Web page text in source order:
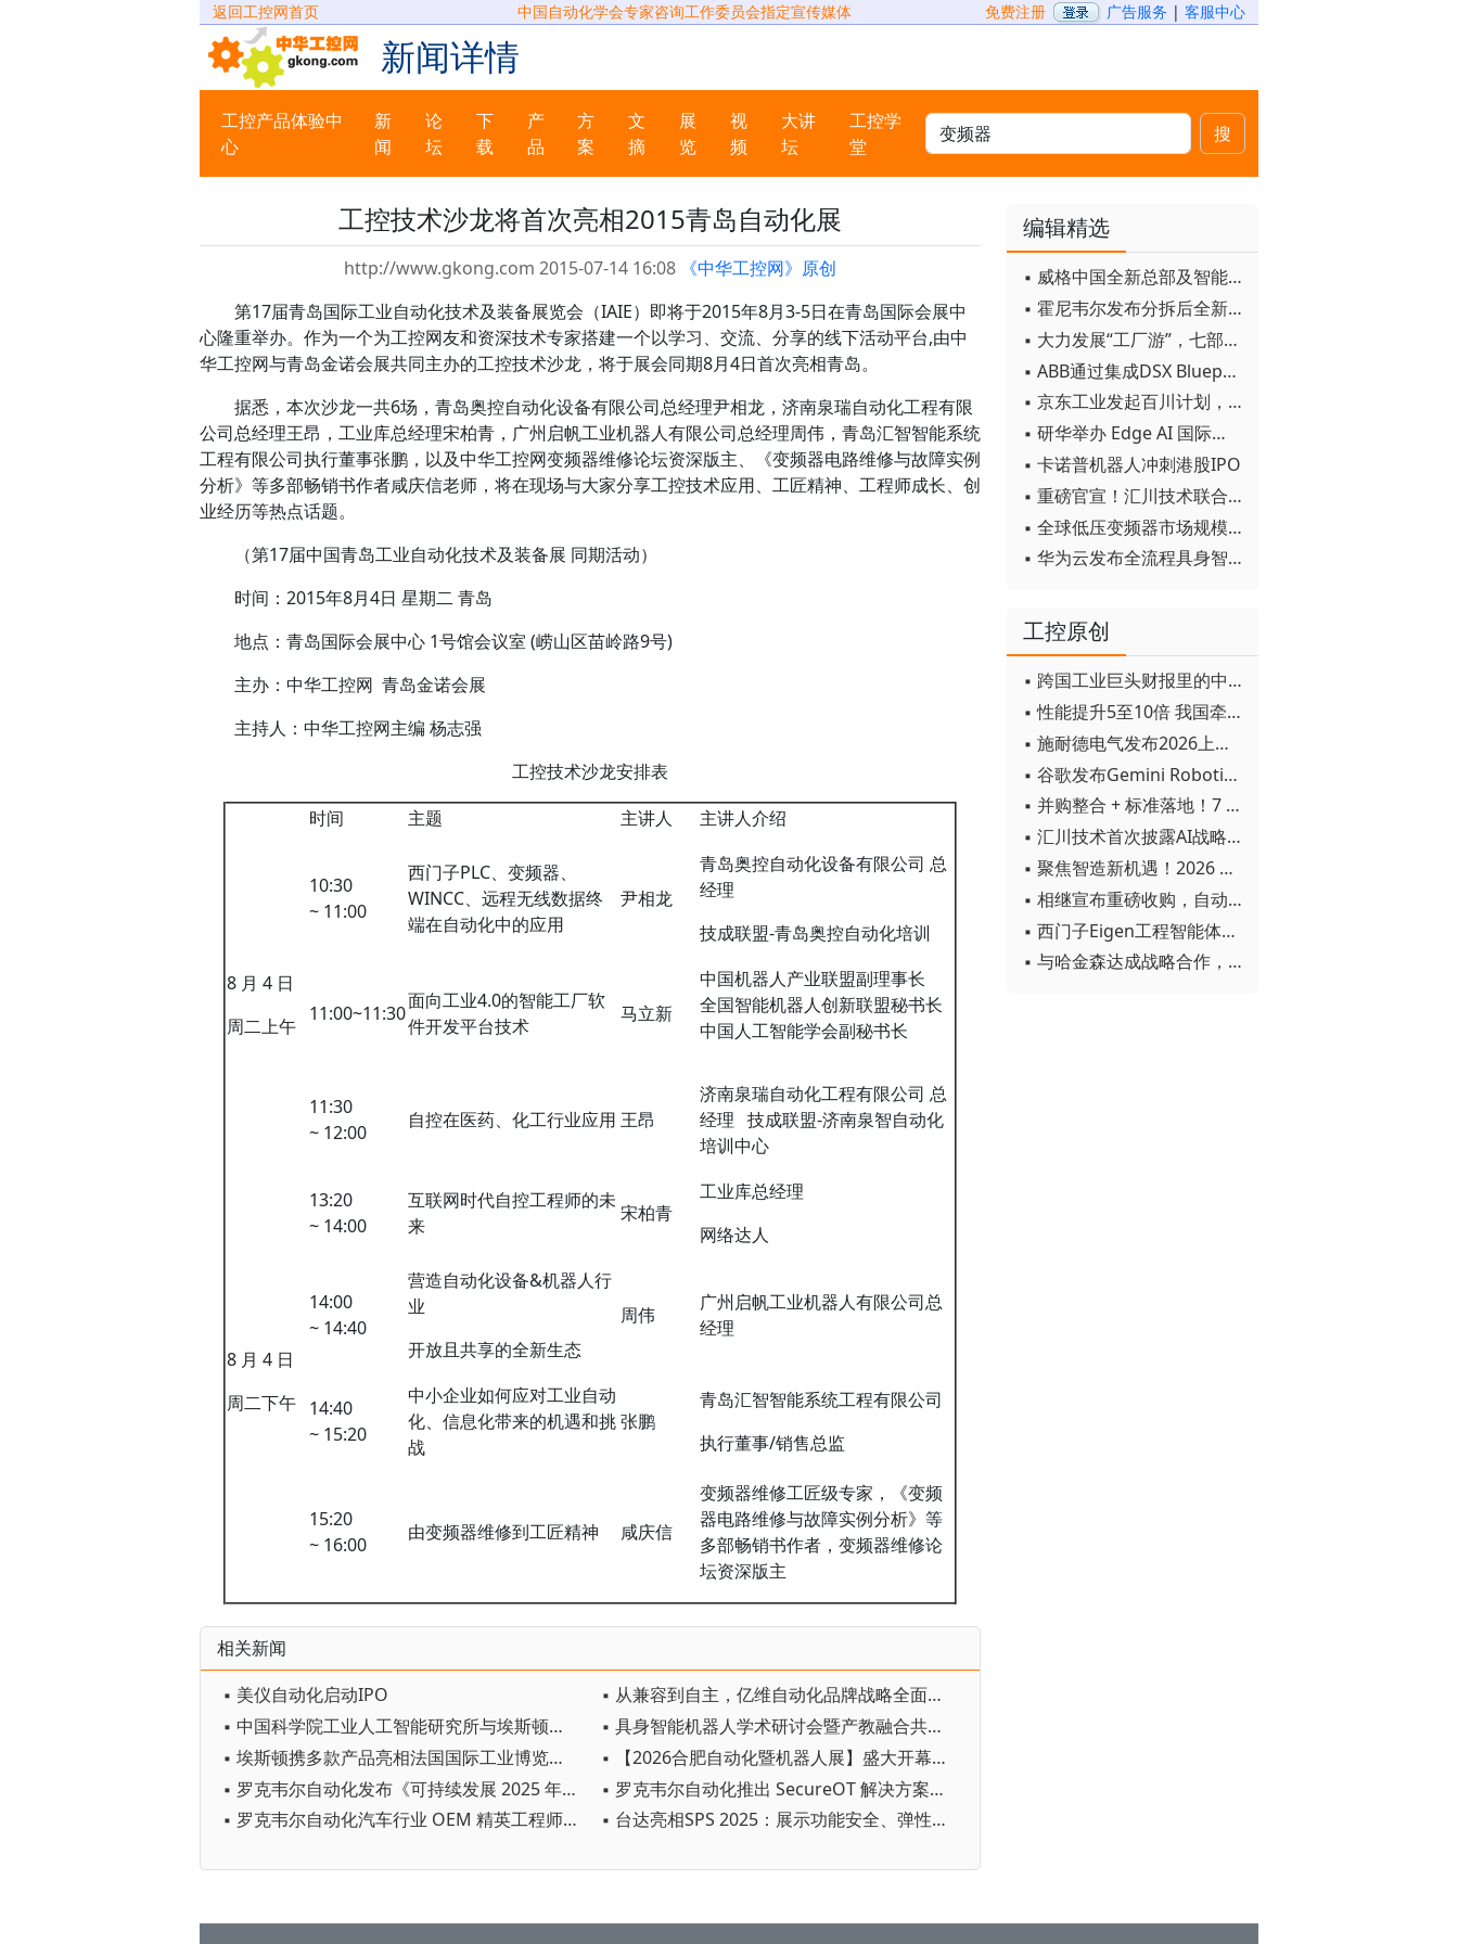
返回工控网首页 中国自动化学会专家咨询工作委员会指定宣传媒体 免费注册 广告服务 | 客服中心
新闻详情
工控产品体验中
心
新
闻
论
坛
下
载
产
品
方
案
文
摘
展
览
视
频
大讲
坛
工控学
堂
搜
工控技术沙龙将首次亮相2015青岛自动化展
http://www.gkong.com 2015-07-14 16:08 《中华工控网》原创
第17届青岛国际工业自动化技术及装备展览会（IAIE）即将于2015年8月3-5日在青岛国际会展中
心隆重举办。作为一个为工控网友和资深技术专家搭建一个以学习、交流、分享的线下活动平台,由中
华工控网与青岛金诺会展共同主办的工控技术沙龙，将于展会同期8月4日首次亮相青岛。
据悉，本次沙龙一共6场，青岛奥控自动化设备有限公司总经理尹相龙，济南泉瑞自动化工程有限
公司总经理王昂，工业库总经理宋柏青，广州启帆工业机器人有限公司总经理周伟，青岛汇智智能系统
工程有限公司执行董事张鹏，以及中华工控网变频器维修论坛资深版主、《变频器电路维修与故障实例
分析》等多部畅销书作者咸庆信老师，将在现场与大家分享工控技术应用、工匠精神、工程师成长、创
业经历等热点话题。
（第17届中国青岛工业自动化技术及装备展 同期活动）
时间：2015年8月4日 星期二 青岛
地点：青岛国际会展中心 1号馆会议室 (崂山区苗岭路9号)
主办：中华工控网 青岛金诺会展
主持人：中华工控网主编 杨志强
工控技术沙龙安排表
时间
主题 主讲人 主讲人介绍
8 月 4 日
周二上午
10:30
~ 11:00
西门子PLC、变频器、
WINCC、远程无线数据终
端在自动化中的应用
尹相龙
青岛奥控自动化设备有限公司 总
经理
技成联盟-青岛奥控自动化培训
11:00~11:30
面向工业4.0的智能工厂软
件开发平台技术
马立新
中国机器人产业联盟副理事长
全国智能机器人创新联盟秘书长
中国人工智能学会副秘书长
11:30
~ 12:00
自控在医药、化工行业应用 王昂
济南泉瑞自动化工程有限公司 总
经理 技成联盟-济南泉智自动化
培训中心
8 月 4 日
周二下午
13:20
~ 14:00
互联网时代自控工程师的未
来
宋柏青
工业库总经理
网络达人
14:00
~ 14:40
营造自动化设备&机器人行
业
开放且共享的全新生态
周伟
广州启帆工业机器人有限公司总
经理
14:40
~ 15:20
中小企业如何应对工业自动
化、信息化带来的机遇和挑
战
张鹏
青岛汇智智能系统工程有限公司
执行董事/销售总监
15:20
~ 16:00
由变频器维修到工匠精神 咸庆信
变频器维修工匠级专家，《变频
器电路维修与故障实例分析》等
多部畅销书作者，变频器维修论
坛资深版主
相关新闻
▪ 美仪自动化启动IPO
▪ 从兼容到自主，亿维自动化品牌战略全面升级
▪ 中国科学院工业人工智能研究所与埃斯顿自动化签署具身智能机器人联合技术攻关协议
▪ 具身智能机器人学术研讨会暨产教融合共同体成立仪式圆满举行
▪ 埃斯顿携多款产品亮相法国国际工业博览会！
▪ 【2026合肥自动化暨机器人展】盛大开幕！首日人气爆棚，顶尖科技碰撞，智造风暴来袭！
▪ 罗克韦尔自动化发布《可持续发展 2025 年度报告》
▪ 罗克韦尔自动化推出 SecureOT 解决方案套件，助力强化工业网络安全韧性
▪ 罗克韦尔自动化汽车行业 OEM 精英工程师论坛成功举办
▪ 台达亮相SPS 2025：展示功能安全、弹性扩充智能方案
编辑精选
▪ 威格中国全新总部及智能工厂启用
▪ 霍尼韦尔发布分拆后全新品牌：霍尼韦尔科技与霍尼韦尔航空航天
▪ 大力发展“工厂游”，七部门联合发文！
▪ ABB通过集成DSX Blueprint AI基础设施，扩大与英伟达的合作
▪ 京东工业发起百川计划， 构建工业大模型新生态
▪ 研华举办 Edge AI 国际论坛
▪ 卡诺普机器人冲刺港股IPO
▪ 重磅官宣！汇川技术联合发起 D12 联盟，开创产教融合新范式
▪ 全球低压变频器市场规模2030年将超170亿美元
▪ 华为云发布全流程具身智能开发平台CloudRobo
工控原创
▪ 跨国工业巨头财报里的中国成绩单
▪ 性能提升5至10倍 我国牵头制定的WiTSnet工业以太网国际标准正式发布
▪ 施耐德电气发布2026上半年可持续发展成绩单 "Impact 2030"路线图开局稳健
▪ 谷歌发布Gemini Robotics 2模型 实现人形机器人全身智能控制突破
▪ 并购整合 + 标准落地！7 月工业自动化产业动态速递
▪ 汇川技术首次披露AI战略进展：从两个方面推动“AI业务化”落地
▪ 聚焦智造新机遇！2026 青岛数字化及智能制造技术论坛圆满落幕
▪ 相继宣布重磅收购，自动化巨头新一轮并购潮剑指何方？
▪ 西门子Eigen工程智能体落地中国，工业AI跨越物理世界“确定性”拐点
▪ 与哈金森达成战略合作，乐聚机器人何以持续获得工业巨头青睐？